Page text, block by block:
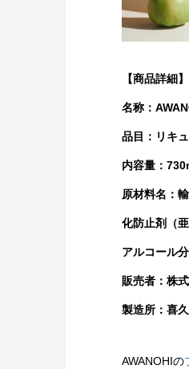
【商品詳細】
名称：
品目：リキ
内容量：
原材料名：
化防止剤（
アルコール
販売者：株
製造所：喜
AWANOHIの